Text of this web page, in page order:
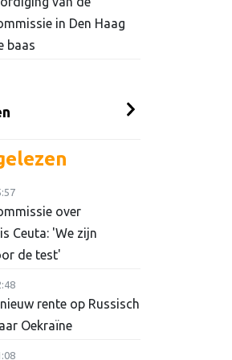
in Den Haag
baas
over
Ceuta: 'We zijn
de test'
rente op Russisch
Oekraïne